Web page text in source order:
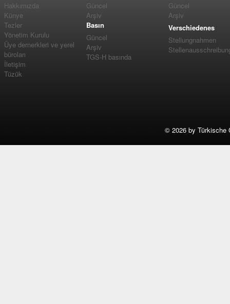
Hakkımızda
Künye
Tezler
Yönetim Kurulu
Üye dernerkleri ve yerel
büroları
İletişim
Tüzük
Güncel
Arşiv
Basın
Güncel
Arşiv
TGS-H basında
Güncel
Arşiv
Verschiedenes
Stellungnahmen
© 2026 by Türkische